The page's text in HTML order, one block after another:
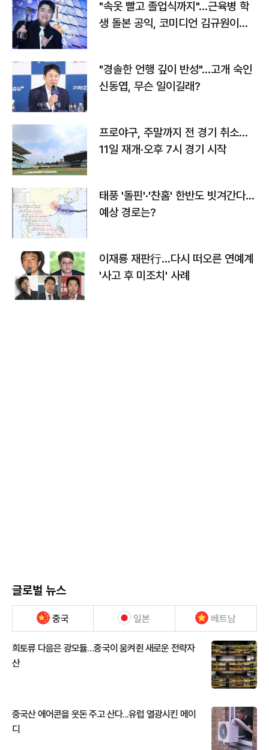
"속옷 빨고 졸업식까지"…근육병 학
생 돌본 공익, 코미디언 김규원이었
"경솔한 언행 깊이 반성"…고개 숙인
신동엽, 무슨 일이길래?
프로야구, 주말까지 전 경기 취소…
11일 재개·오후 7시 경기 시작
태풍 '돌핀'·'찬홈' 한반도 빗겨간다…
예상 경로는?
이재룡 재판行…다시 떠오른 연예계
'사고 후 미조치' 사례
글로벌 뉴스
중국 일본 베트남
희토류 다음은 광모듈…중국이 움켜쥔 새로운 전략자
산
중국산 에어콘을 웃돈 주고 산다...유럽 열광시킨 메이
디